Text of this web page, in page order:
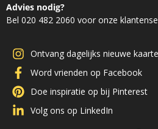
Advies nodig?
Bel 020 482 2060 voor onze
Ontvang dagelijks nieuwe
Word vrienden op Facebook
Doe inspiratie op bij Pinterest
Volg ons op LinkedIn